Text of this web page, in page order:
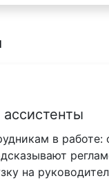
в работе:
на